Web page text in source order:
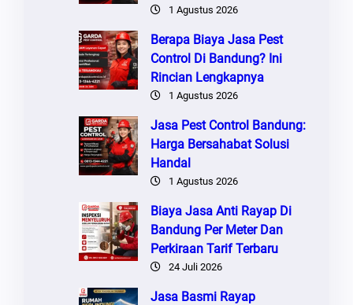
1 Agustus 2026
Berapa Biaya Jasa Pest
Control Di Bandung? Ini
Rincian Lengkapnya
1 Agustus 2026
Jasa Pest Control Bandung:
Harga Bersahabat Solusi
Handal
1 Agustus 2026
Biaya Jasa Anti Rayap Di
Bandung Per Meter Dan
Perkiraan Tarif Terbaru
24 Juli 2026
Jasa Basmi Rayap